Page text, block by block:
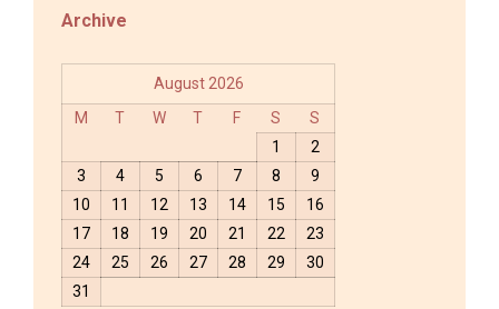
Archive
August 2026
M
T W T F S
S
1
2
3
4 5 6 7 8
9
10
11 12 13 14 15
16
17
18 19 20 21 22
23
24
25 26 27 28 29
30
31